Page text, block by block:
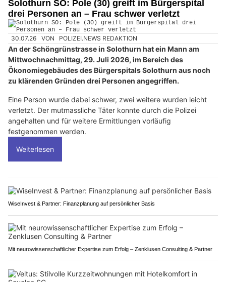
Solothurn SO: Pole (30) greift im Bürgerspital
drei Personen an – Frau schwer verletzt
30.07.26 VON POLIZEI.NEWS REDAKTION
An der Schöngrünstrasse in Solothurn hat ein Mann am
Mittwochnachmittag, 29. Juli 2026, im Bereich des
Ökonomiegebäudes des Bürgerspitals Solothurn aus noch
zu klärenden Gründen drei Personen angegriffen.
Eine Person wurde dabei schwer, zwei weitere wurden leicht
verletzt. Der mutmassliche Täter konnte durch die Polizei
angehalten und für weitere Ermittlungen vorläufig
festgenommen werden.
Weiterlesen
WiseInvest & Partner: Finanzplanung auf persönlicher Basis
Mit neurowissenschaftlicher Expertise zum Erfolg – Zenklusen Consulting & Partner